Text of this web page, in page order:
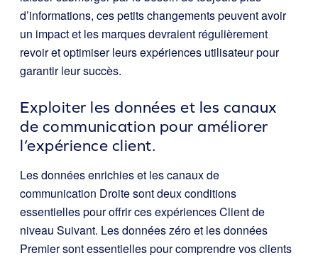
d’informations, ces petits changements peuvent avoir
un impact et les marques devraient régulièrement
revoir et optimiser leurs expériences utilisateur pour
garantir leur succès.
Exploiter les données et les canaux
de communication pour améliorer
l’expérience client.
Les données enrichies et les canaux de
communication Droite sont deux conditions
essentielles pour offrir ces expériences Client de
niveau Suivant. Les données zéro et les données
Premier sont essentielles pour comprendre vos clients